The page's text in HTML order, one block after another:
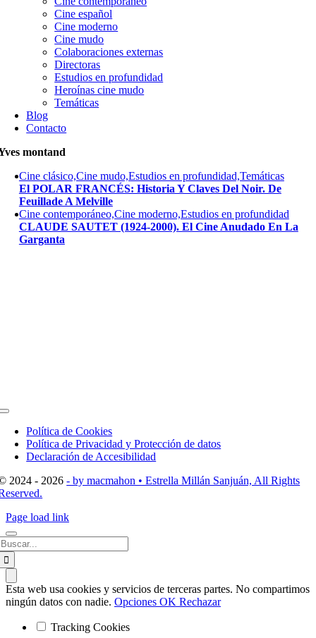
Cine español
Cine moderno
Cine mudo
Colaboraciones externas
Directoras
Estudios en profundidad
Heroínas cine mudo
Temáticas
Blog
Contacto
montand
Cine clásico,Cine mudo,Estudios en profundidad,Temáticas
El POLAR FRANCÉS: Historia Y Claves Del Noir. De
Feuillade A Melville
Cine contemporáneo,Cine moderno,Estudios en profundidad
CLAUDE SAUTET (1924-2000). El Cine Anudado En La
Garganta
Toggle
NavigationPolítica de Cookies
Política de Privacidad y Protección de datos
Declaración de Accesibilidad
2024 - 2026- by macmahon • Estrella Millán Sanjuán, All Rights
Page load link
Esta web usa cookies y servicios de terceras partes. No compartimos
ningún datos con nadie. Opciones OK Rechazar
Tracking Cookies